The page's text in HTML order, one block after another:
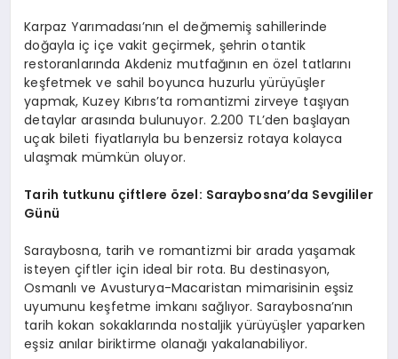
Karpaz Yarımadası’nın el değmemiş sahillerinde
doğayla iç içe vakit geçirmek, şehrin otantik
restoranlarında Akdeniz mutfağının en özel tatlarını
keşfetmek ve sahil boyunca huzurlu yürüyüşler
yapmak, Kuzey Kıbrıs’ta romantizmi zirveye taşıyan
detaylar arasında bulunuyor. 2.200 TL’den başlayan
uçak bileti fiyatlarıyla bu benzersiz rotaya kolayca
ulaşmak mümkün oluyor.
Tarih tutkunu çiftlere özel: Saraybosna’da Sevgililer
Günü
Saraybosna, tarih ve romantizmi bir arada yaşamak
isteyen çiftler için ideal bir rota. Bu destinasyon,
Osmanlı ve Avusturya-Macaristan mimarisinin eşsiz
uyumunu keşfetme imkanı sağlıyor. Saraybosna’nın
tarih kokan sokaklarında nostaljik yürüyüşler yaparken
eşsiz anılar biriktirme olanağı yakalanabiliyor.